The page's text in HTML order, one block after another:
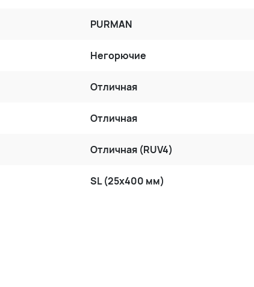
PURMAN
Негорючие
Отличная
Отличная
Отличная (RUV4)
SL (25x400 мм)